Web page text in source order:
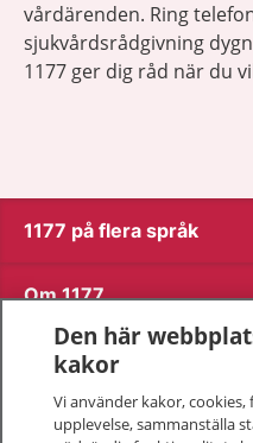
vårdärenden. Ring
sjukvårdsrådgivning
1177 ger dig råd när du
1177 på flera språk
Om 1177
Kontakt
Den här
kakor
Vi använder kakor,
upplevelse, sammanställa